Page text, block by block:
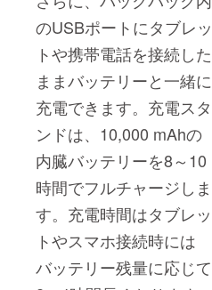
のUSBポートにタブレッ
トや携帯電話を接続した
ままバッテリーと一緒に
充電できます。 充電スタ
ンドは、10,000 mAhの
内臓バッテリーを8～10
時間でフルチャージしま
す。充電時間はタブレッ
トやスマホ接続時には
バッテリー残量に応じて